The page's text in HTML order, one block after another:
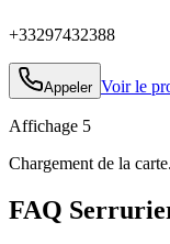
+33297432388
Appeler Voir le
Affichage 5
Chargement de la
FAQ